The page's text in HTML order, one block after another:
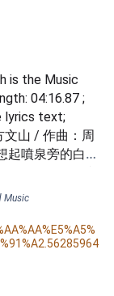
is the Music
04:16.87 ;
lyrics text;
文山 / 作曲：周
起噴泉旁的白鴿
/ 而妳斷斷續
情面臨選擇 / 妳
片手寫著 / 有
說好的 幸福呢
Music